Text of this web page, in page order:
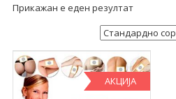
Прикажан е еден резултат
АКЦИЈА